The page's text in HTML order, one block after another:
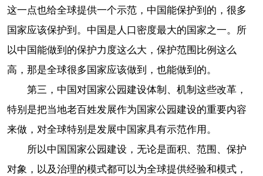
这一点也给全球提供一个示范，中国能保护到的，很多
国家应该保护到。中国是人口密度最大的国家之一。所
以中国能做到的保护力度这么大，保护范围比例这么
高，那是全球很多国家应该做到，也能做到的。
第三，中国对国家公园建设体制、机制这些改革，
特别是把当地老百姓发展作为国家公园建设的重要内容
来做，对全球特别是发展中国家具有示范作用。
所以中国国家公园建设，无论是面积、范围、保护
对象，以及治理的模式都可以为全球提供经验和模式，